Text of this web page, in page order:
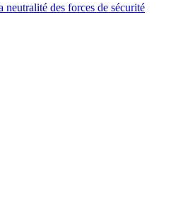
des forces de sécurité